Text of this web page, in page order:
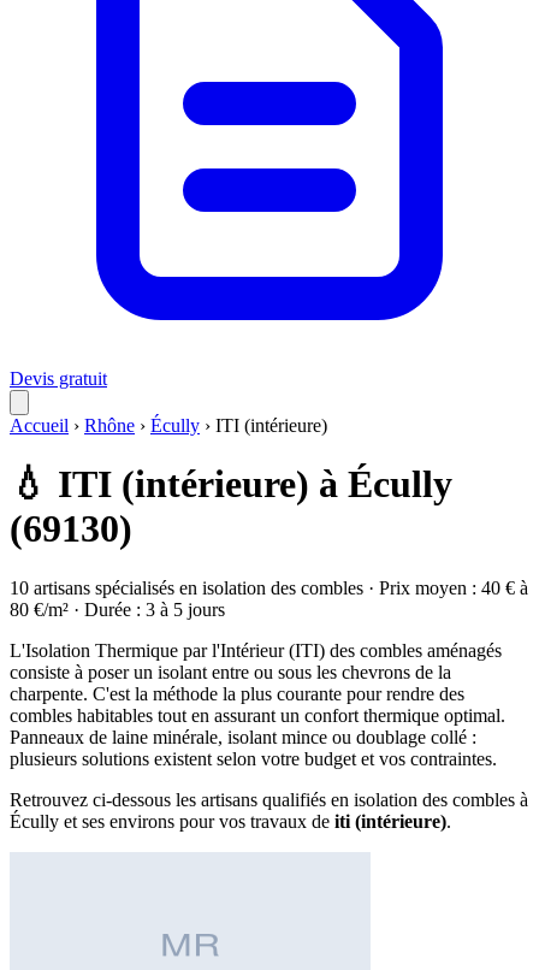
Devis gratuit
Accueil › Rhône › Écully › ITI (intérieure)
💧 ITI (intérieure) à Écully
(69130)
10 artisans spécialisés en isolation des combles · Prix moyen : 40 € à
80 €/m² · Durée : 3 à 5 jours
L'Isolation Thermique par l'Intérieur (ITI) des combles aménagés
consiste à poser un isolant entre ou sous les chevrons de la
charpente. C'est la méthode la plus courante pour rendre des
combles habitables tout en assurant un confort thermique optimal.
Panneaux de laine minérale, isolant mince ou doublage collé :
plusieurs solutions existent selon votre budget et vos contraintes.
Retrouvez ci-dessous les artisans qualifiés en isolation des combles à
Écully et ses environs pour vos travaux de iti (intérieure).